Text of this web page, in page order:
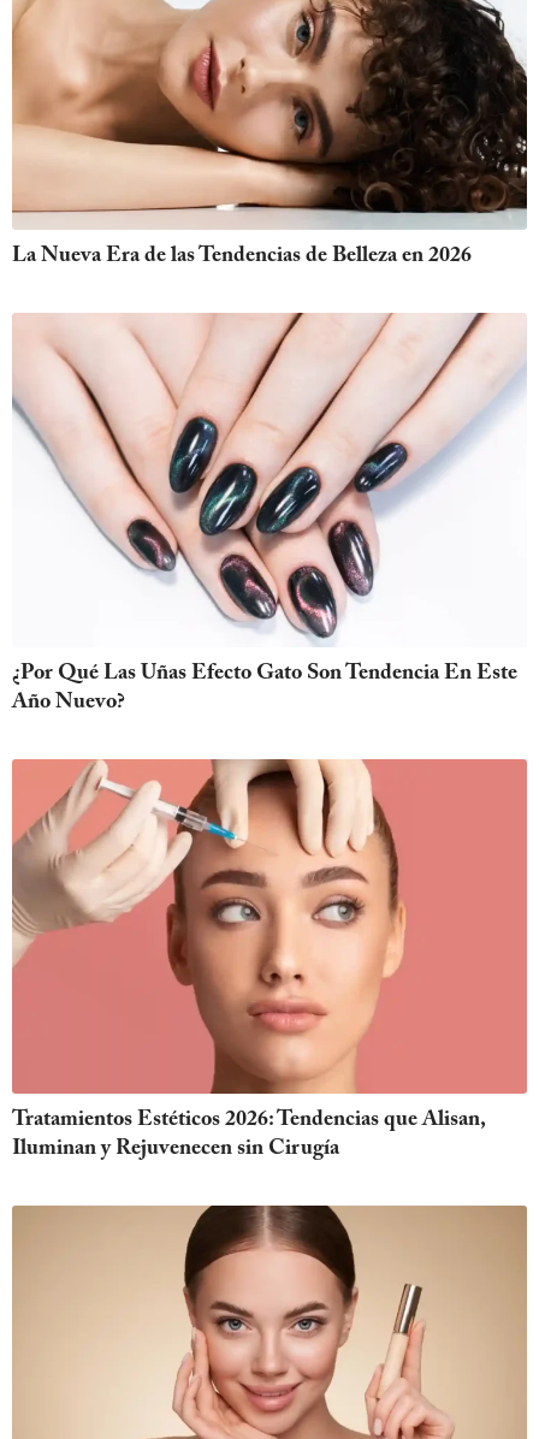
La Nueva Era de las Tendencias de Belleza en 2026
¿Por Qué Las Uñas Efecto Gato Son Tendencia En Este
Año Nuevo?
Tratamientos Estéticos 2026: Tendencias que Alisan,
Iluminan y Rejuvenecen sin Cirugía